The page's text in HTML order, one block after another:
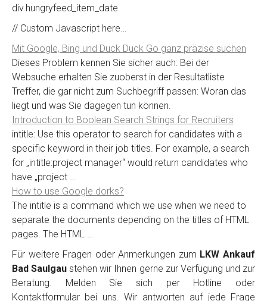
div.hungryfeed_item_date
// Custom Javascript here…
Mit Google, Bing und Duck Duck Go ganz präzise suchen
Dieses Problem kennen Sie sicher auch: Bei der
Websuche erhalten Sie zuoberst in der Resultatliste
Treffer, die gar nicht zum Suchbegriff passen: Woran das
liegt und was Sie dagegen tun können.
Introduction to Boolean Search Strings for Recruiters
intitle: Use this operator to search for candidates with a
specific keyword in their job titles. For example, a search
for „intitle:project manager“ would return candidates who
have „project …
How to use Google dorks?
The intitle is a command which we use when we need to
separate the documents depending on the titles of HTML
pages. The HTML …
Für weitere Fragen oder Anmerkungen zum LKW Ankauf
Bad Saulgaustehen wir Ihnen gerne zur Verfügung und zur
Beratung. Melden Sie sich per Hotline oder
Kontaktformular bei uns. Wir antworten auf jede Frage